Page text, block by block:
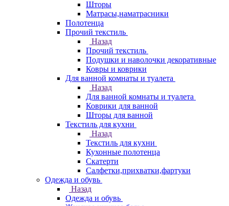
Шторы
Матрасы,наматрасники
Полотенца
Прочий текстиль
Назад
Прочий текстиль
Подушки и наволочки декоративные
Ковры и коврики
Для ванной комнаты и туалета
Назад
Для ванной комнаты и туалета
Коврики для ванной
Шторы для ванной
Текстиль для кухни
Назад
Текстиль для кухни
Кухонные полотенца
Скатерти
Салфетки,прихватки,фартуки
Одежда и обувь
Назад
Одежда и обувь